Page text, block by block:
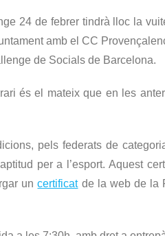
24 de febrer tindrà lloc la
amb el CC
de Socials de Barcelona.
és el mateix que en les
pels federats de
per a l’esport. Aquest
uncertificatde la web de la